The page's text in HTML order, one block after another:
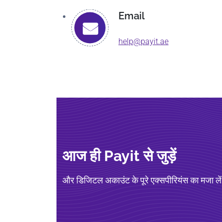
Email
help@payit.ae
आज ही Payit से जुड़ें
और डिजिटल अकाउंट के पूरे एक्सपीरियंस का मजा